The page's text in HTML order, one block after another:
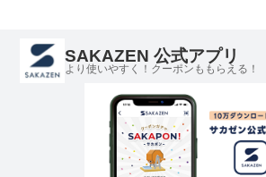
SAKAZEN 公式アプリ
より使いやすく！クーポンももらえる！